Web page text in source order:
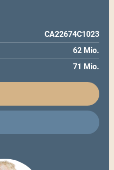
CA22674C1023
62 Mio.
71 Mio.